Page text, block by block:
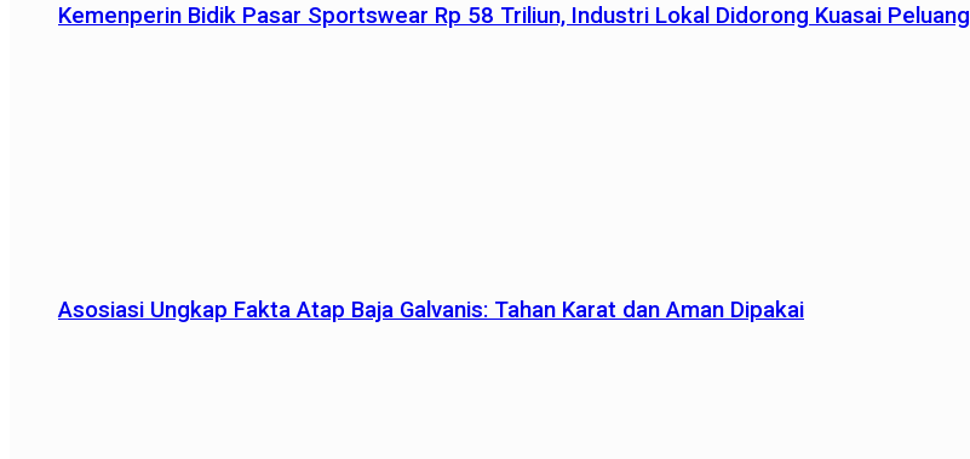
Kemenperin Bidik Pasar Sportswear Rp 58 Triliun, Industri Lokal Didorong Kuasai Peluang
Asosiasi Ungkap Fakta Atap Baja Galvanis: Tahan Karat dan Aman Dipakai